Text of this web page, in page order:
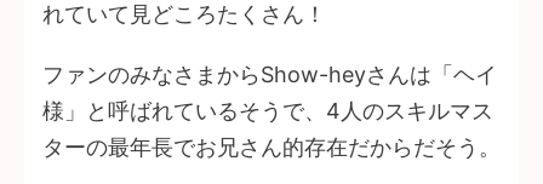
れていて見どころたくさん！
ファンのみなさまからShow-heyさんは「ヘイ
様」と呼ばれているそうで、4人のスキルマス
ターの最年長でお兄さん的存在だからだそう。